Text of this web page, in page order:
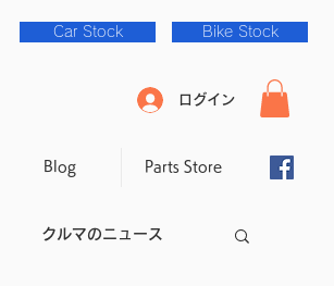
Car Stock Bike Stock
ログイン
Blog Parts Store
クルマのニュース